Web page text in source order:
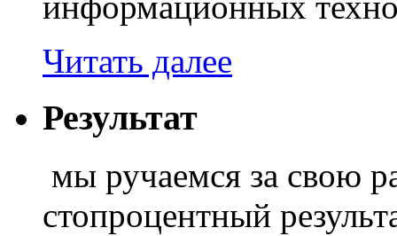
Читать далее
Результат
мы ручаемся за свою
стопроцентный